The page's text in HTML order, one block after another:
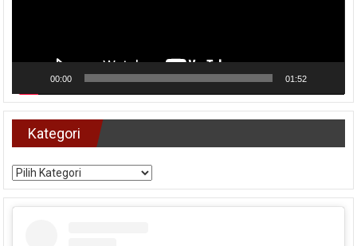
00:00 01:52
Kategori
Kategori